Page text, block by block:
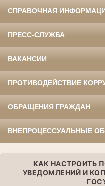
СПРАВОЧНАЯ
ПРЕСС-СЛУЖБА
ВАКАНСИИ
ПРОТИВОДЕЙСТВИЕ
ОБРАЩЕНИЯ ГРАЖДАН
ВНЕПРОЦЕССУАЛЬНЫЕ
КАК НАСТРОИТЬ
УВЕДОМЛЕНИЙ И